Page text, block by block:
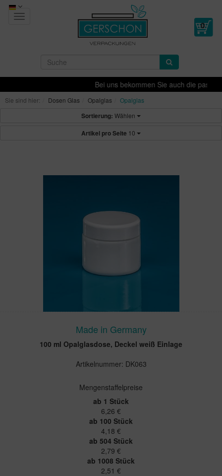
Toggle
Bei uns bekommen Sie auch die
Sie sind hier: Dosen Glas Opalglas Opalglas
Sortierung: Wählen
Artikel pro Seite 10
Made in Germany
100 ml Opalglasdose, Deckel weiß Einlage
Artikelnummer: DK063
Mengenstaffelpreise
ab 1 Stück
6,26 €
ab 100 Stück
4,18 €
ab 504 Stück
2,79 €
ab 1008 Stück
2,51 €